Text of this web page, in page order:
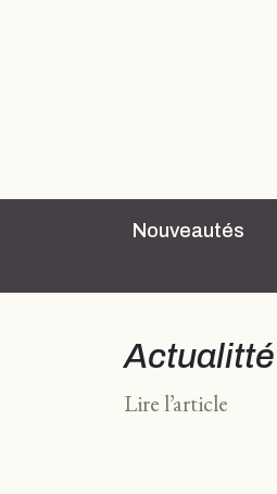
Nouveautés
Actualitté
Lire l’article